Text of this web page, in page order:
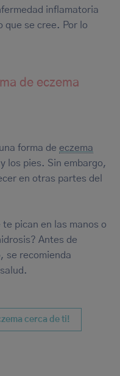
inflamatoria
que se cree. Por lo
de eczema
forma de eczema
los pies. Sin embargo,
en otras partes del
pican en las manos o
Antes de
se recomienda
cerca de ti!